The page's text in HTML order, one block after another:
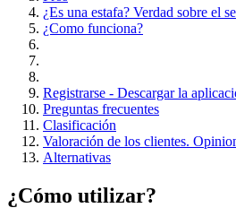
¿Es una estafa? Verdad sobre el
¿Como funciona?
Registrarse - Descargar la
Preguntas frecuentes
Clasificación
Valoración de los clientes.
Alternativas
¿Cómo utilizar?